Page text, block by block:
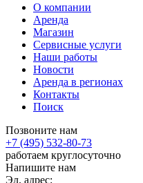
О компании
Аренда
Магазин
Сервисные услуги
Наши работы
Новости
Аренда в регионах
Контакты
Поиск
Позвоните нам
+7 (495) 532-80-73
работаем круглосуточно
Напишите нам
Эл. адрес: